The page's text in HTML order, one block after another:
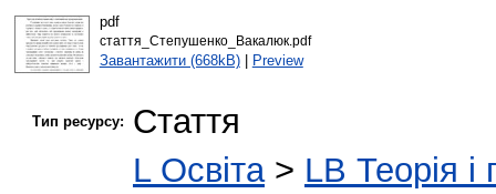
pdf
стаття_Степушенко_Вакалюк.pdf
Завантажити (668kB)| Preview
Тип ресурсу: Стаття
L Освіта> LB Теорія і